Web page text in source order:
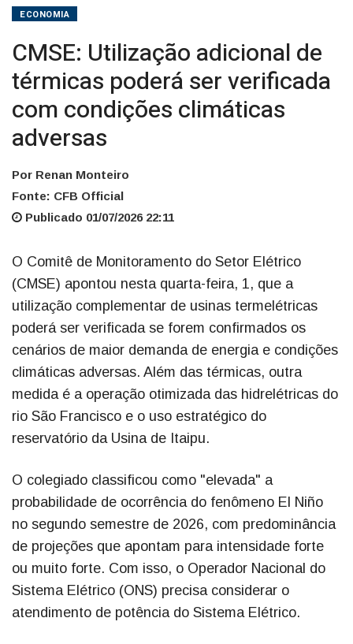
ECONOMIA
CMSE: Utilização adicional de
térmicas poderá ser verificada
com condições climáticas
adversas
Por Renan Monteiro
Fonte: CFB Official
Publicado 01/07/2026 22:11
O Comitê de Monitoramento do Setor Elétrico
(CMSE) apontou nesta quarta-feira, 1, que a
utilização complementar de usinas termelétricas
poderá ser verificada se forem confirmados os
cenários de maior demanda de energia e condições
climáticas adversas. Além das térmicas, outra
medida é a operação otimizada das hidrelétricas do
rio São Francisco e o uso estratégico do
reservatório da Usina de Itaipu.
O colegiado classificou como "elevada" a
probabilidade de ocorrência do fenômeno El Niño
no segundo semestre de 2026, com predominância
de projeções que apontam para intensidade forte
ou muito forte. Com isso, o Operador Nacional do
Sistema Elétrico (ONS) precisa considerar o
atendimento de potência do Sistema Elétrico.